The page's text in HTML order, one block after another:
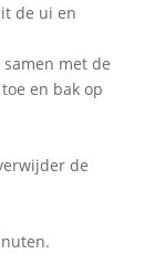
de ui en
samen met de
en bak op
de